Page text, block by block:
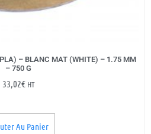
– BLANC MAT (WHITE) – 1.75 MM
– 750 G
33,02€ HT
Au Panier